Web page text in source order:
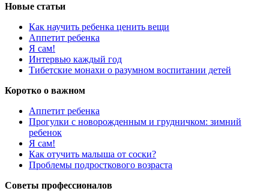
Новые статьи
Как научить ребенка ценить вещи
Аппетит ребенка
Я сам!
Интервью каждый год
Тибетские монахи о разумном воспитании детей
Коротко о важном
Аппетит ребенка
Прогулки с новорожденным и грудничком: зимний
ребенок
Я сам!
Как отучить малыша от соски?
Проблемы подросткового возраста
Советы профессионалов